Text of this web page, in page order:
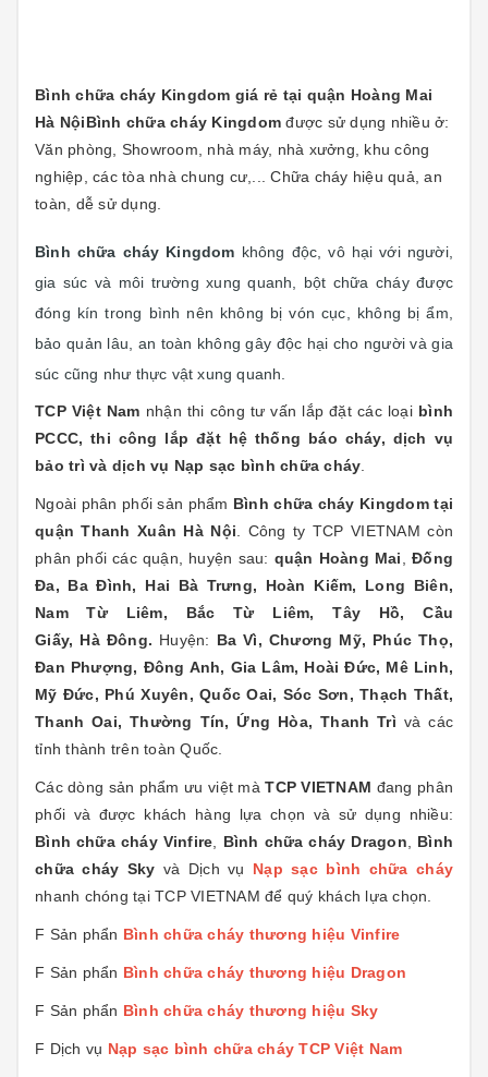
Bình chữa cháy Kingdom giá rẻ tại quận Hoàng Mai
Hà NộiBình chữa cháy Kingdom được sử dụng nhiều ở:
Văn phòng, Showroom, nhà máy, nhà xưởng, khu công
nghiệp, các tòa nhà chung cư,... Chữa cháy hiệu quả, an
toàn, dễ sử dụng.
Bình chữa cháy Kingdom không độc, vô hại với người,
gia súc và môi trường xung quanh, bột chữa cháy được
đóng kín trong bình nên không bị vón cục, không bị ẩm,
bảo quản lâu, an toàn không gây độc hại cho người và gia
súc cũng như thực vật xung quanh.
TCP Việt Nam nhận thi công tư vấn lắp đặt các loại bình
PCCC, thi công lắp đặt hệ thống báo cháy, dịch vụ
bảo trì và dịch vụ Nạp sạc bình chữa cháy
Ngoài phân phối sản phẩm Bình chữa cháy Kingdom tại
quận Thanh Xuân Hà Nội . Công ty TCP VIETNAM còn
phân phối các quận, huyện sau: quận Hoàng Mai ,Đống
Đa, Ba Đình, Hai Bà Trưng, Hoàn Kiếm, Long Biên,
Nam Từ Liêm, Bắc Từ Liêm, Tây Hồ, Cầu
Giấy, Hà Đông. Huyện: Ba Vì, Chương Mỹ, Phúc Thọ,
Đan Phượng, Đông Anh, Gia Lâm, Hoài Đức, Mê Linh,
Mỹ Đức, Phú Xuyên, Quốc Oai, Sóc Sơn, Thạch Thất,
Thanh Oai, Thường Tín, Ứng Hòa, Thanh Trì và các
tỉnh thành trên toàn Quốc.
Các dòng sản phẩm ưu việt màTCP VIETNAM đang phân
phối và được khách hàng lựa chọn và sử dụng nhiều:
Bình chữa cháy Vinfire
Bình chữa cháy Dragon
Bình
chữa cháy Sky và Dịch vụ Nạp sạc bình chữa cháy
nhanh chóng tại TCP VIETNAM để quý khách lựa chọn.
F Sản phẩn Bình chữa cháy thương hiệu Vinfire
F Sản phẩn Bình chữa cháy thương hiệu Dragon
F Sản phẩn Bình chữa cháy thương hiệu Sky
F Dịch vụ Nạp sạc bình chữa cháy TCP Việt Nam